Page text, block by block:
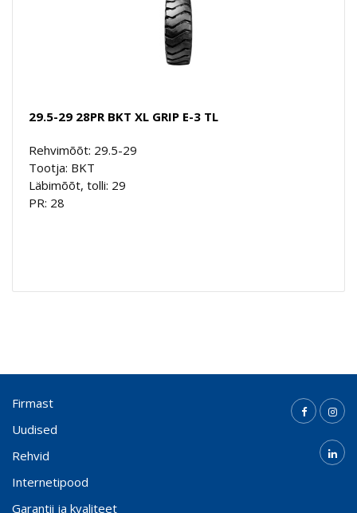
29.5-29 28PR BKT XL GRIP E-3 TL
Rehvimõõt: 29.5-29
Tootja: BKT
Läbimõõt, tolli: 29
PR: 28
Firmast
Uudised
Rehvid
Internetipood
Garantii ja kvaliteet